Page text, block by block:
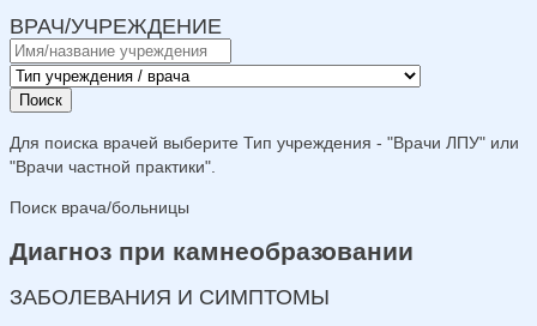
ВРАЧ/УЧРЕЖДЕНИЕ
Поиск
Для поиска врачей выберите Тип учреждения - "Врачи ЛПУ" или
"Врачи частной практики".
Поиск врача/больницы
Диагноз при камнеобразовании
ЗАБОЛЕВАНИЯ И СИМПТОМЫ